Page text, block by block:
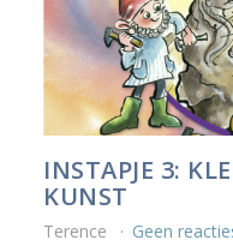
INSTAPJE 3:
KUNST
Terence Geen